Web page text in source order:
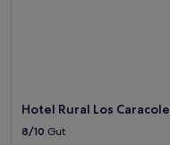
Hotel Rural Los
8/10 Gut